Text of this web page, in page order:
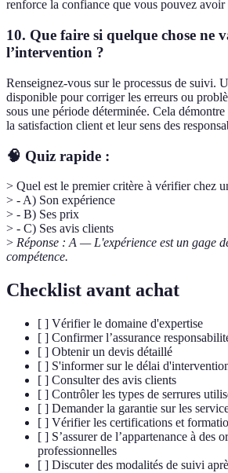
renforce la confiance que vous pouvez avoir
10. Que faire si quelque chose ne
l’intervention ?
Renseignez-vous sur le processus de suivi.
disponible pour corriger les erreurs ou
sous une période déterminée. Cela
la satisfaction client et leur sens des
🧠 Quiz rapide :
> Quel est le premier critère à vérifier chez
> - A) Son expérience
> - B) Ses prix
> - C) Ses avis clients
> Réponse : A — L'expérience est un gage
compétence.
Checklist avant achat
[ ] Vérifier le domaine d'expertise
[ ] Confirmer l’assurance
[ ] Obtenir un devis détaillé
[ ] S'informer sur le délai
[ ] Consulter des avis clients
[ ] Contrôler les types de serrures
[ ] Demander la garantie sur les
[ ] Vérifier les certifications et
[ ] S’assurer de l’appartenance à des
professionnelles
[ ] Discuter des modalités de suivi